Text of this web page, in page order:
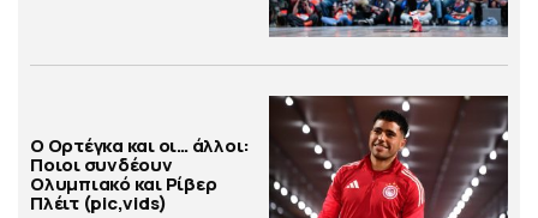
Ο Ορτέγκα και οι… άλλοι:
Ποιοι συνδέουν
Ολυμπιακό και Ρίβερ
Πλέιτ (pic,vids)